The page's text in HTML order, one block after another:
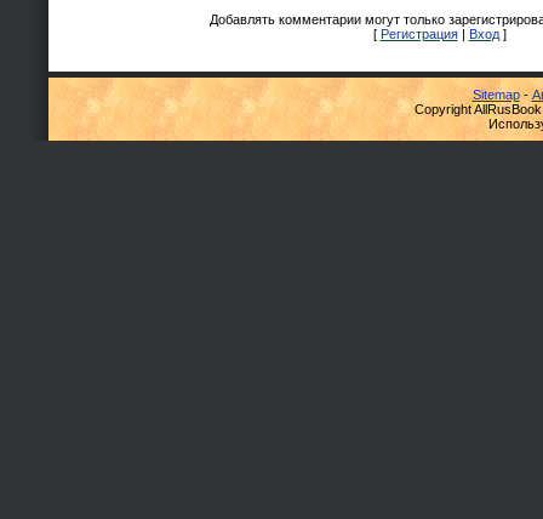
Добавлять комментарии могут только
[ Регистрация| Вход]
Sitemap-
Copyright